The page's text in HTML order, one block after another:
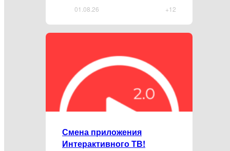
+12
01.08.26
Смена приложения
Интерактивного ТВ!